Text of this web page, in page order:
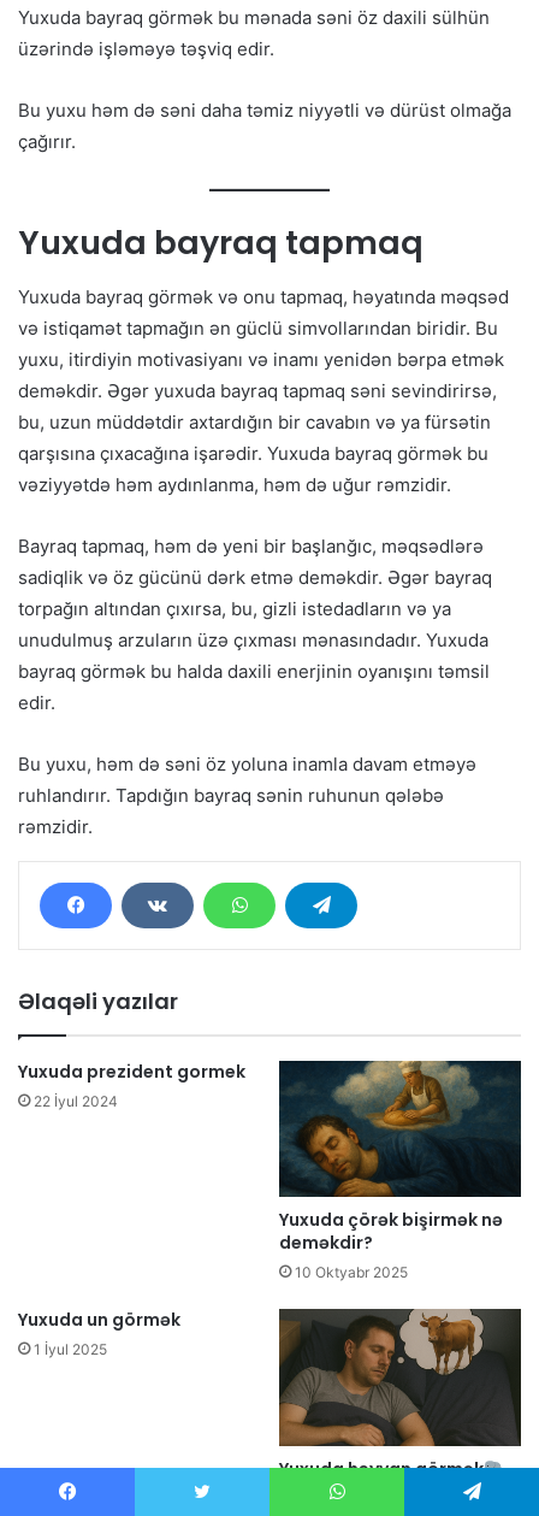
Yuxuda bayraq görmək bu mənada səni öz daxili sülhün
üzərində işləməyə təşviq edir.
Bu yuxu həm də səni daha təmiz niyyətli və dürüst olmağa
çağırır.
Yuxuda bayraq tapmaq
Yuxuda bayraq görmək və onu tapmaq, həyatında məqsəd
və istiqamət tapmağın ən güclü simvollarından biridir. Bu
yuxu, itirdiyin motivasiyanı və inamı yenidən bərpa etmək
deməkdir. Əgər yuxuda bayraq tapmaq səni sevindirirsə,
bu, uzun müddətdir axtardığın bir cavabın və ya fürsətin
qarşısına çıxacağına işarədir. Yuxuda bayraq görmək bu
vəziyyətdə həm aydınlanma, həm də uğur rəmzidir.
Bayraq tapmaq, həm də yeni bir başlanğıc, məqsədlərə
sadiqlik və öz gücünü dərk etmə deməkdir. Əgər bayraq
torpağın altından çıxırsa, bu, gizli istedadların və ya
unudulmuş arzuların üzə çıxması mənasındadır. Yuxuda
bayraq görmək bu halda daxili enerjinin oyanışını təmsil
edir.
Bu yuxu, həm də səni öz yoluna inamla davam etməyə
ruhlandırır. Tapdığın bayraq sənin ruhunun qələbə
rəmzidir.
Əlaqəli yazılar
Yuxuda prezident gormek
22 İyul 2024
Yuxuda çörək bişirmək nə
deməkdir?
10 Oktyabr 2025
Yuxuda un görmək
1 İyul 2025
Yuxuda heyvan görmək
25 Avqust 2025